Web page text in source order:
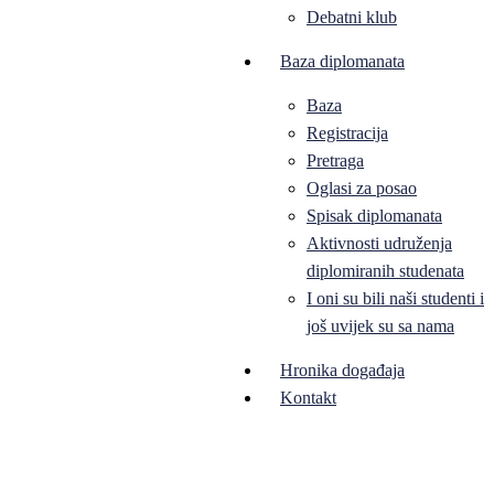
Debatni klub
Baza diplomanata
Baza
Registracija
Pretraga
Oglasi za posao
Spisak diplomanata
Aktivnosti udruženja
diplomiranih studenata
I oni su bili naši studenti i
još uvijek su sa nama
Hronika događaja
Kontakt